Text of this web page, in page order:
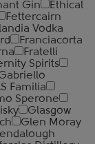
Gin
Ethical
Fettercairn
Vodka
Franciacorta
Fratelli
Spirits
Familia
Sperone
Glasgow
Glen Moray